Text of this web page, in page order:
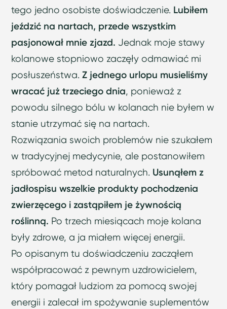
tego jedno osobiste doświadczenie. Lubiłem
jeździć na nartach, przede wszystkim
pasjonował mnie zjazd. Jednak moje stawy
kolanowe stopniowo zaczęły odmawiać mi
posłuszeństwa.Z jednego urlopu musieliśmy
wracać już trzeciego dnia, ponieważ z
powodu silnego bólu w kolanach nie byłem w
stanie utrzymać się na nartach.
Rozwiązania swoich problemów nie szukałem
w tradycyjnej medycynie, ale postanowiłem
spróbować metod naturalnych. Usunąłem z
jadłospisu wszelkie produkty pochodzenia
zwierzęcego i zastąpiłem je żywnością
roślinną. Po trzech miesiącach moje kolana
były zdrowe, a ja miałem więcej energii.
Po opisanym tu doświadczeniu zacząłem
współpracować z pewnym uzdrowicielem,
który pomagał ludziom za pomocą swojej
energii i zalecał im spożywanie suplementów